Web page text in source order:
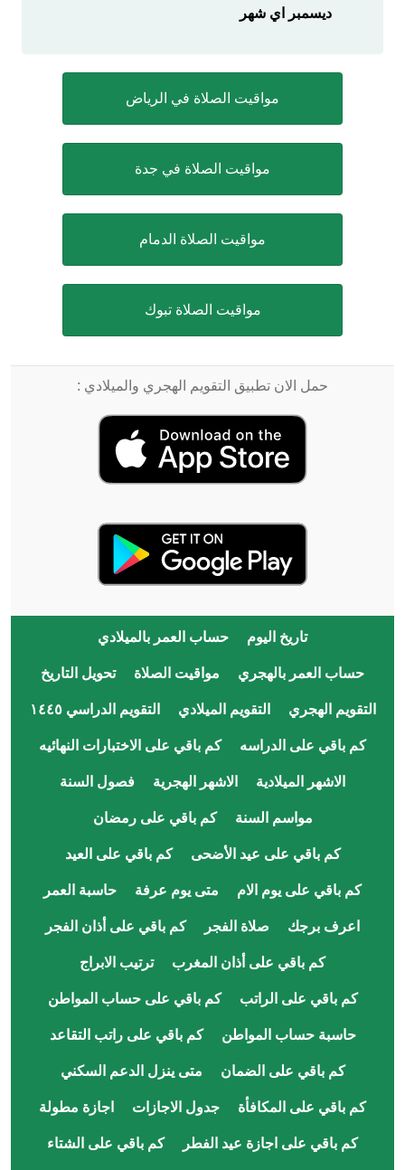
ديسمبر اي شهر
مواقيت الصلاة في الرياض
مواقيت الصلاة في جدة
مواقيت الصلاة الدمام
مواقيت الصلاة تبوك
حمل الان تطبيق التقويم الهجري والميلادي :
تاريخ اليوم حساب العمر بالميلادي
حساب العمر بالهجري مواقيت الصلاة تحويل التاريخ
التقويم الهجري التقويم الميلادي التقويم الدراسي ١٤٤٥
كم باقي على الدراسه كم باقي على الاختبارات النهائيه
الاشهر الميلادية الاشهر الهجرية فصول السنة
مواسم السنة كم باقي على رمضان
كم باقي على عيد الأضحى كم باقي على العيد
كم باقي على يوم الام متى يوم عرفة حاسبة العمر
اعرف برجك صلاة الفجر كم باقي على أذان الفجر
كم باقي على أذان المغرب ترتيب الابراج
كم باقي على الراتب كم باقي على حساب المواطن
حاسبة حساب المواطن كم باقي على راتب التقاعد
كم باقي على الضمان متى ينزل الدعم السكني
كم باقي على المكافأة جدول الاجازات اجازة مطولة
كم باقي على اجازة عيد الفطر كم باقي على الشتاء